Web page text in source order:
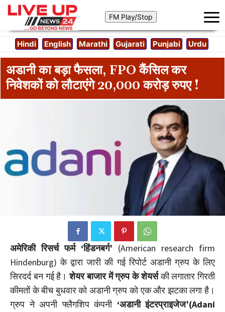
Hindi English Marathi Gujarati Punjabi Urdu
अडानी का बड़ा फैसला, FPO कैंसिल कर
निवेशकों को लौटाएंगे 20,000 करोड़ रुपए !
अमेरिकी रिसर्च फर्म ‘हिंडनबर्ग’ (American research firm
Hindenburg) के द्वारा जारी की गई रिपोर्ट अडानी ग्रुप के लिए
सिरदर्द बन गई है। शेयर बाजार में ग्रुप के शेयर्सकी लगातार गिरती
कीमतों के बीच बुधवार को अडानी ग्रुप को एक और झटका लगा है।
ग्रुप ने अपनी फ्लैगशिप कंपनी‘अडानी इंटरप्राइजेज’(Adani